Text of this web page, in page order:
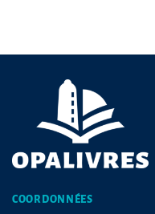
COORDONNÉES